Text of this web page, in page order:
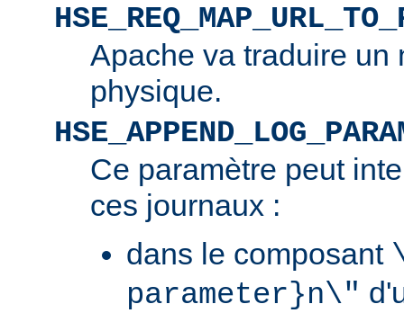
Apache va traduire un
physique.
Ce paramètre peut
ces journaux :
dans le composant
parameter}n\"